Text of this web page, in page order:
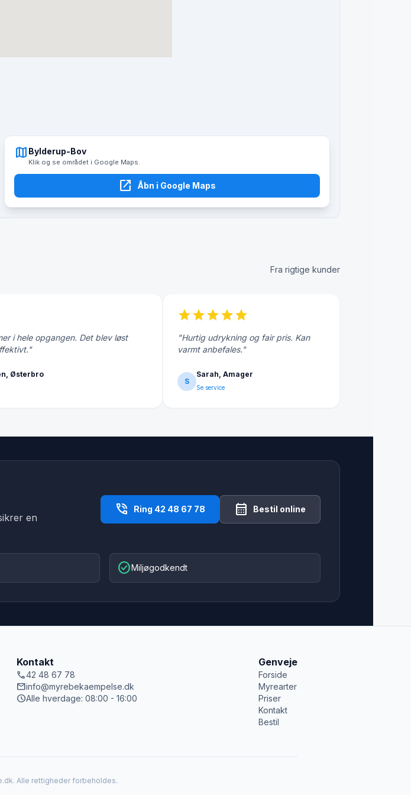
map Bylderup-Bov
Klik og se området i Google Maps.
open_in_new Åbn i Google Maps
Fra rigtige kunder
i hele opgangen. Det blev løst
Østerbro
starstarstarstarstar
"Hurtig udrykning og fair pris. Kan
varmt anbefales."
S
Sarah, Amager
Se service
en
phone_in_talk Ring 42 48 67 78 calendar_month Bestil online
check_circleMiljøgodkendt
Kontakt
call42 48 67 78
mailinfo@myrebekaempelse.dk
scheduleAlle hverdage: 08:00 - 16:00
Genveje
Forside
Myrearter
Priser
Kontakt
Bestil
Alle rettigheder forbeholdes.